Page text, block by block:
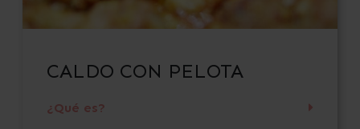
CALDO CON PELOTA
¿Qué es?